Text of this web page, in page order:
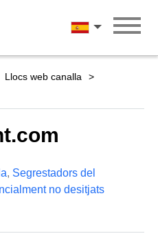
Català
Llocs web canalla
, Segrestadors del
no desitjats